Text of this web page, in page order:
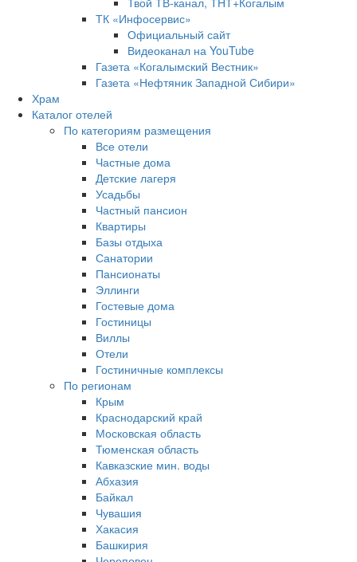
ТК «Инфосервис»
Официальный сайт
Видеоканал на YouTube
Газета «Когалымский Вестник»
Газета «Нефтяник Западной Сибири»
Храм
Каталог отелей
По категориям размещения
Все отели
Частные дома
Детские лагеря
Усадьбы
Частный пансион
Квартиры
Базы отдыха
Санатории
Пансионаты
Эллинги
Гостевые дома
Гостиницы
Виллы
Отели
Гостиничные комплексы
По регионам
Крым
Краснодарский край
Московская область
Тюменская область
Кавказские мин. воды
Абхазия
Байкал
Чувашия
Хакасия
Башкирия